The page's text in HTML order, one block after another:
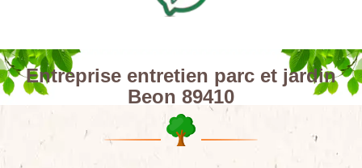
Entreprise entretien parc et jardin
Beon 89410